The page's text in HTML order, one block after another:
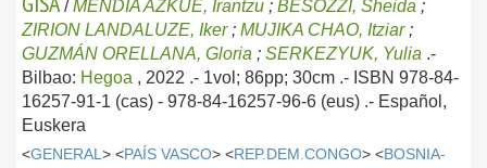
/MENDIA AZKUE, Irantzu ; BESOZZI, Sheida ;
ZIRION LANDALUZE, Iker; MUJIKA CHAO, Itziar;
GUZMÁN ORELLANA, Gloria ; SERKEZYUK, Yulia .-
Bilbao: Hegoa , 2022 .- 1vol; 86pp; 30cm .- ISBN 978-84-
16257-91-1 (cas) - 978-84-16257-96-6 (eus) .- Español,
Euskera
<GENERAL > <PAÍS VASCO> <REP.DEM.CONGO> <BOSNIA-